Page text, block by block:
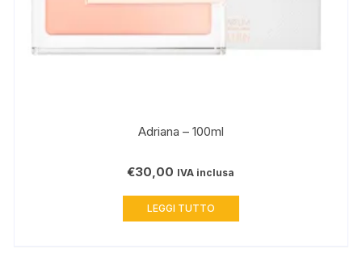
Adriana – 100ml
€30,00 IVA inclusa
LEGGI TUTTO